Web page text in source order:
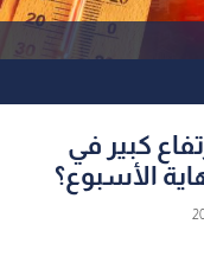
كبير في
الأسبوع؟